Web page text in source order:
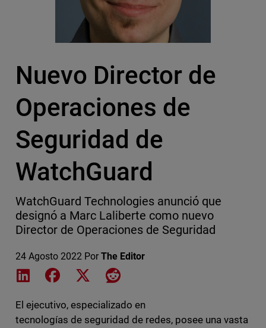
Nuevo Director de
Operaciones de
Seguridad de
WatchGuard
WatchGuard Technologies anunció que
designó a Marc Laliberte como nuevo
Director de Operaciones de Seguridad
24 Agosto 2022 Por The Editor
Share on LinkedIn
Share on Facebook
Share on XShare on Reddit
El ejecutivo, especializado en
tecnologías de seguridad de redes, posee una vasta